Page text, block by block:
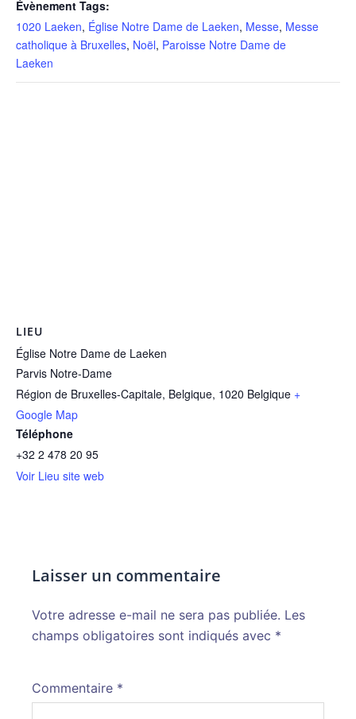
Évènement Tags:
1020 Laeken, Église Notre Dame de Laeken, Messe, Messe
catholique à Bruxelles, Noël, Paroisse Notre Dame de
Laeken
LIEU
Église Notre Dame de Laeken
Parvis Notre-Dame
Région de Bruxelles-Capitale, Belgique, 1020 Belgique +
Google Map
Téléphone
+32 2 478 20 95
Voir Lieu site web
Laisser un commentaire
Votre adresse e-mail ne sera pas publiée. Les
champs obligatoires sont indiqués avec *
Commentaire *
Alternative: